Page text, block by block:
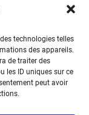
technologies telles
des appareils.
de traiter des
les ID uniques sur ce
peut avoir